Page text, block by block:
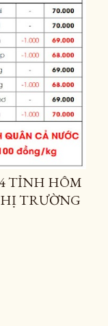
TỈNH HÔM
TRƯỜNG